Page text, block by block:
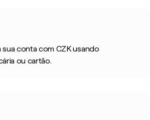
conta com CZK usando
ou cartão.